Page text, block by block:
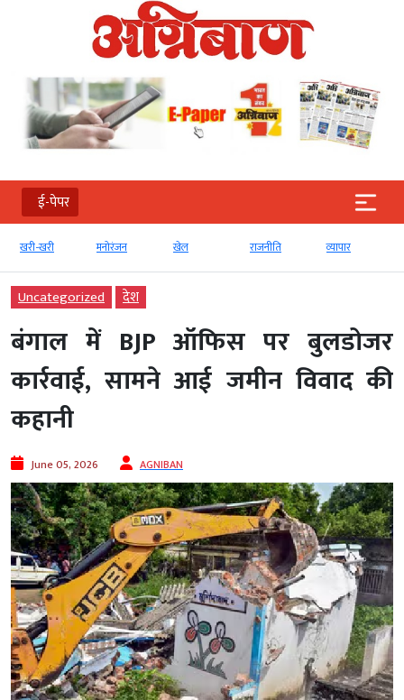
ई-पेपर
खरी-खरी मनोरंजन खेल राजनीति व्‍यापार
Uncategorized देश
बंगाल में BJP ऑफिस पर बुलडोजर
कार्रवाई, सामने आई जमीन विवाद की
कहानी
June 05, 2026 AGNIBAN